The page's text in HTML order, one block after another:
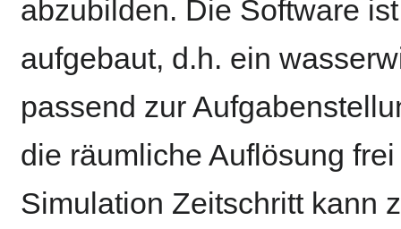
abzubilden. Die Software
aufgebaut, d.h. ein
passend zur
die räumliche Auflösung
Simulation Zeitschritt kann